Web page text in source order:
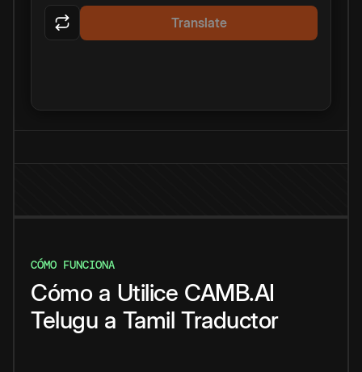
Translate
CÓMO FUNCIONA
Cómo a Utilice CAMB.AI
Telugu a Tamil Traductor